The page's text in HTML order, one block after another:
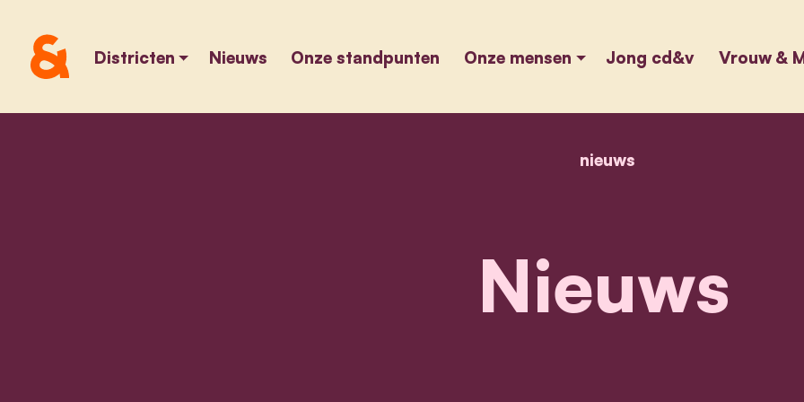
Districten Nieuws Onze standpunten Onze mensen Jong cd&v Vrouw &
home
nieuwsnieuws
Nieuws